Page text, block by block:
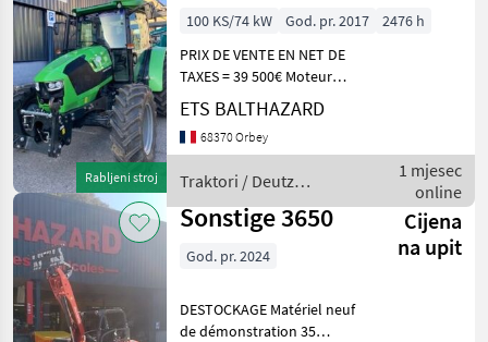
Rabljeni stroj
100 KS/74 kW God. pr. 2017
2476 h
PRIX DE VENTE EN NET DE
TAXES = 39 500€ Moteur
DEUTZ 4 CYLINDRES CABINE
AVEC CLIMATISATION
MANUELLE SIEGE
PASSAGER TOIT OUVRANT
VITRE GYROPHAR
ETS BALTHAZARD
68370 Orbey
Traktori / Deutz
Fahr
1 mjesec
online
Sonstige 3650
Cijena
na upit
God. pr. 2024
DESTOCKAGE Matériel neuf
de démonstration 35